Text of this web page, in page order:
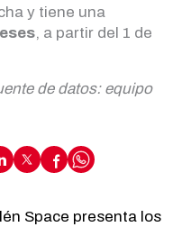
y tiene una
, a partir del 1 de
de datos: equipo
Space presenta los